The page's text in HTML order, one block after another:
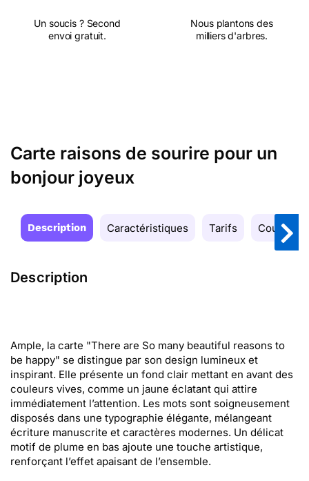
Un soucis ? Second
envoi gratuit.
Nous plantons des
milliers d'arbres.
Carte raisons de sourire pour un
bonjour joyeux
Description Caractéristiques Tarifs Couleurs
Description
Ample, la carte "There are So many beautiful reasons to
be happy" se distingue par son design lumineux et
inspirant. Elle présente un fond clair mettant en avant des
couleurs vives, comme un jaune éclatant qui attire
immédiatement l’attention. Les mots sont soigneusement
disposés dans une typographie élégante, mélangeant
écriture manuscrite et caractères modernes. Un délicat
motif de plume en bas ajoute une touche artistique,
renforçant l’effet apaisant de l’ensemble.